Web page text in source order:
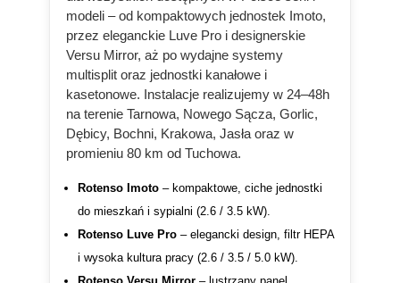
modeli – od kompaktowych jednostek Imoto,
przez eleganckie Luve Pro i designerskie
Versu Mirror, aż po wydajne systemy
multisplit oraz jednostki kanałowe i
kasetonowe. Instalacje realizujemy w 24–48h
na terenie Tarnowa, Nowego Sącza, Gorlic,
Dębicy, Bochni, Krakowa, Jasła oraz w
promieniu 80 km od Tuchowa.
Rotenso Imoto– kompaktowe, ciche jednostki
do mieszkań i sypialni (2.6 / 3.5 kW).
Rotenso Luve Pro– elegancki design, filtr HEPA
i wysoka kultura pracy (2.6 / 3.5 / 5.0 kW).